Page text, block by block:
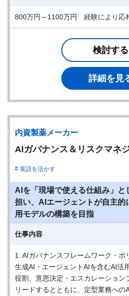
800万円～1100万円 経験により応
検討する
詳細を見
内資製薬メーカー
AIガバナンス＆リスクマネ
英語を活かす
AIを「現場で使える仕組み」と
担い、AIエージェントが自主的
用モデルの構築を目指
仕事内容
1. AIガバナンスフレームワーク・ポ
生成AI・エージェントAIを含むAI活
役割、意思決定・エスカレーション
リードするとともに、定型業務への